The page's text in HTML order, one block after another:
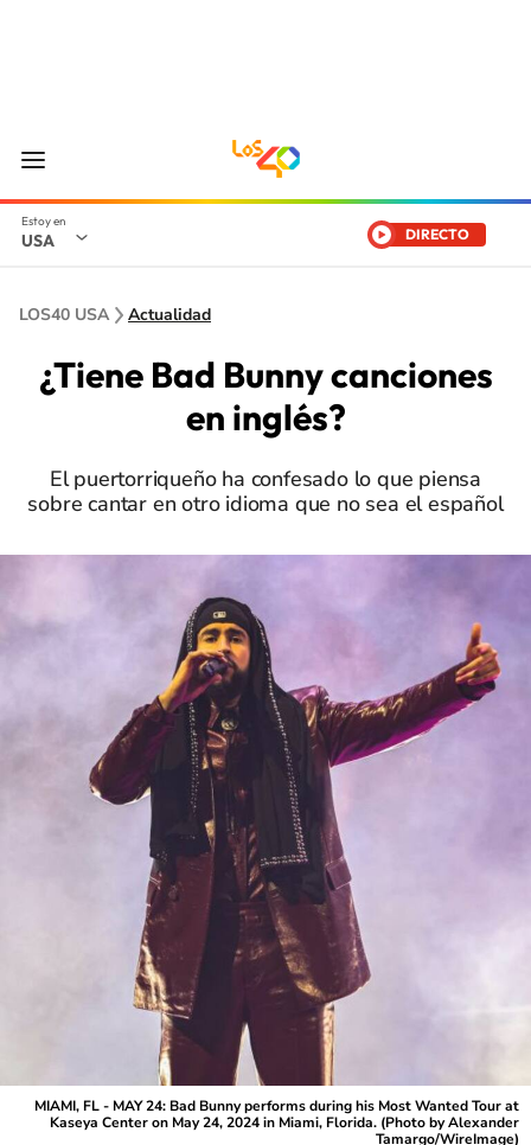
USA DIRECTO
LOS40 USA Actualidad
¿Tiene Bad Bunny canciones
en inglés?
El puertorriqueño ha confesado lo que piensa
sobre cantar en otro idioma que no sea el español
MIAMI, FL - MAY 24: Bad Bunny performs during his Most Wanted Tour at
Kaseya Center on May 24, 2024 in Miami, Florida. (Photo by Alexander
Tamargo/WireImage)